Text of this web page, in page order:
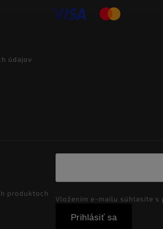
údajov
produktoch
Vložením e-mailu súhlasíte s
Prihlásiť sa